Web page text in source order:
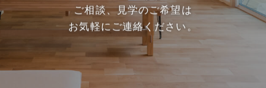
ご相談、見学のご希望は
お気軽にご連絡ください。